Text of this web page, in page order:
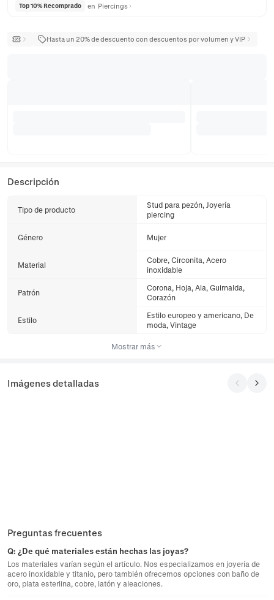
Top 10% Recomprado en Piercings
Hasta un 20% de descuento con descuentos por volumen y VIP
Descripción
Tipo de producto
Stud para pezón, Joyería
piercing
Género Mujer
Material
Cobre, Circonita, Acero
inoxidable
Patrón
Corona, Hoja, Ala, Guirnalda,
Corazón
Estilo
Estilo europeo y americano, De
moda, Vintage
Mostrar más
Imágenes detalladas
Preguntas frecuentes
Q: ¿De qué materiales están hechas las joyas?
Los materiales varían según el artículo. Nos especializamos en joyería de
acero inoxidable y titanio, pero también ofrecemos opciones con baño de
oro, plata esterlina, cobre, latón y aleaciones.